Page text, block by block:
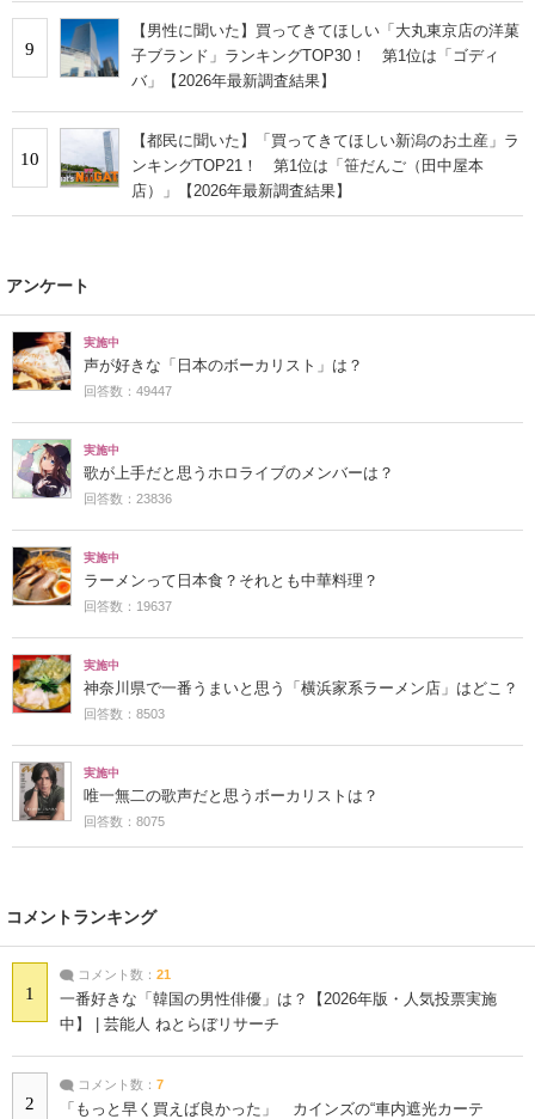
9
【男性に聞いた】買ってきてほしい「大丸東京店の洋菓
子ブランド」ランキングTOP30！ 第1位は「ゴディ
バ」【2026年最新調査結果】
10
【都民に聞いた】「買ってきてほしい新潟のお土産」ラ
ンキングTOP21！ 第1位は「笹だんご（田中屋本
店）」【2026年最新調査結果】
アンケート
実施中
声が好きな「日本のボーカリスト」は？
回答数：49447
実施中
歌が上手だと思うホロライブのメンバーは？
回答数：23836
実施中
ラーメンって日本食？それとも中華料理？
回答数：19637
実施中
神奈川県で一番うまいと思う「横浜家系ラーメン店」はどこ？
回答数：8503
実施中
唯一無二の歌声だと思うボーカリストは？
回答数：8075
コメントランキング
1
コメント数： 21
一番好きな「韓国の男性俳優」は？【2026年版・人気投票実施
中】 | 芸能人 ねとらぼリサーチ
2
コメント数： 7
「もっと早く買えば良かった」 カインズの“車内遮光カーテ